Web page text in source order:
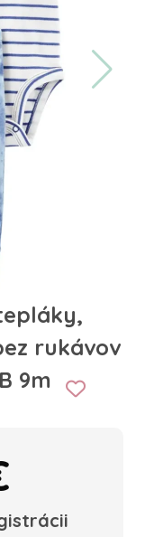
rukávov
9m